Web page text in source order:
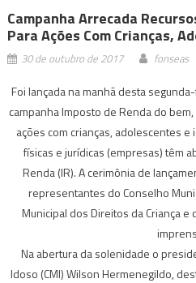
Campanha Arrecada
Para Ações Com Crianças,
30 de outubro de 2017 fonseas
Foi lançada na manhã desta
campanha Imposto de Renda do
ações com crianças, adolescentes
físicas e jurídicas (empresas) têm
Renda (IR). A cerimônia de
representantes do Conselho
Municipal dos Direitos da Criança
Na abertura da solenidade o
Idoso (CMI) Wilson Hermenegildo,